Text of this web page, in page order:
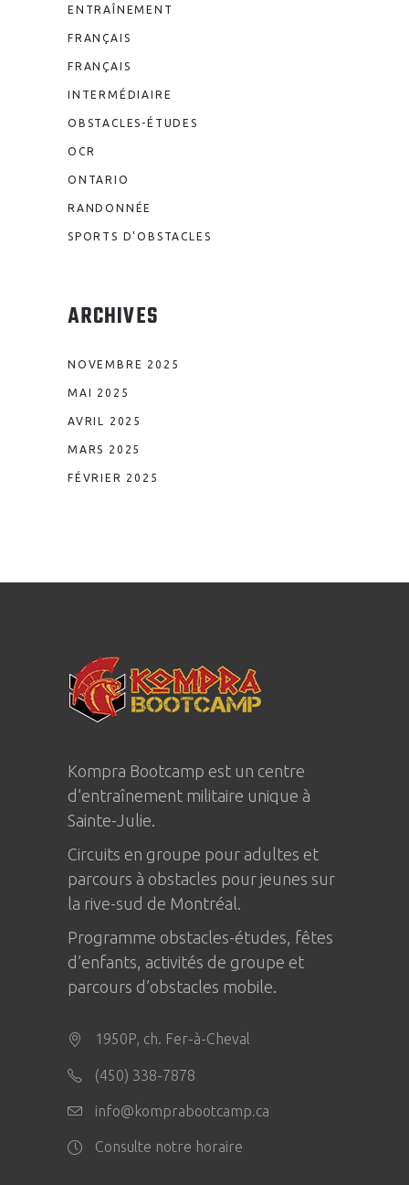
ENTRAÎNEMENT
FRANÇAIS
FRANÇAIS
INTERMÉDIAIRE
OBSTACLES-ÉTUDES
OCR
ONTARIO
RANDONNÉE
SPORTS D'OBSTACLES
ARCHIVES
NOVEMBRE 2025
MAI 2025
AVRIL 2025
MARS 2025
FÉVRIER 2025
Kompra Bootcamp est un centre
d’entraînement militaire unique à
Sainte-Julie
Circuits en groupe pour adultes et
parcours à obstacles pour jeunes sur
la rive-sud de Montréal.
Programme obstacles-études, fêtes
d’enfants, activités de groupe et
parcours d’obstacles mobile.
1950P, ch. Fer-à-Cheval
(450) 338-7878
info@komprabootcamp.ca
Consulte notre horaire